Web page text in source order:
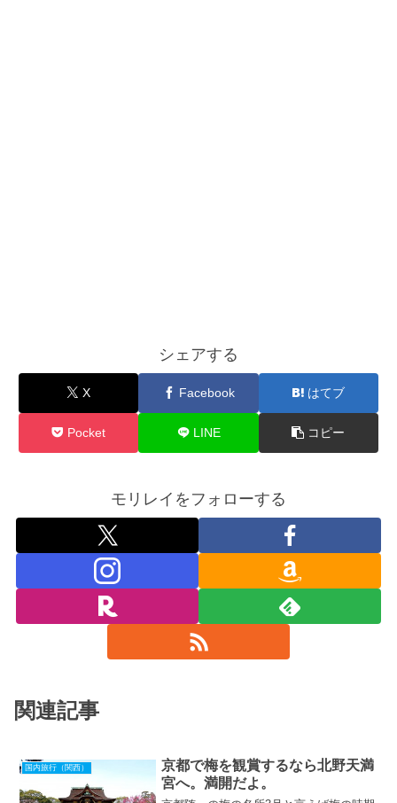
シェアする
X Facebook はてブ
Pocket LINE コピー
モリレイをフォローする
関連記事
国内旅行（関西）
京都で梅を観賞するなら北野天満
宮へ。満開だよ。